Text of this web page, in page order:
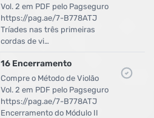
Vol. 2 em PDF pelo Pagseguro
https://pag.ae/7-B778ATJ
Tríades nas três primeiras
cordas de vi…
16 Encerramento
Compre o Método de Violão
Vol. 2 em PDF pelo Pagseguro
https://pag.ae/7-B778ATJ
Encerramento do Módulo II